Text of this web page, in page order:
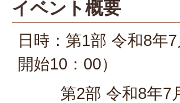
イベント概要
日時：第1部 令和8年
開始10：00）
第2部 令和8年7月